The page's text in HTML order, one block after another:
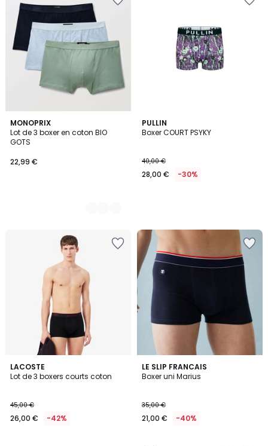
MONOPRIX
Lot de 3 boxer en coton BIO
GOTS
22,99 €
2
Couleurs
PULLIN
Boxer COURT PSYKY
40,00 €
28,00 € -30%
LACOSTE
Lot de 3 boxers courts coton
45,00 €
26,00 € -42%
LE SLIP FRANCAIS
Boxer uni Marius
35,00 €
21,00 € -40%
5
/
2
Couleurs